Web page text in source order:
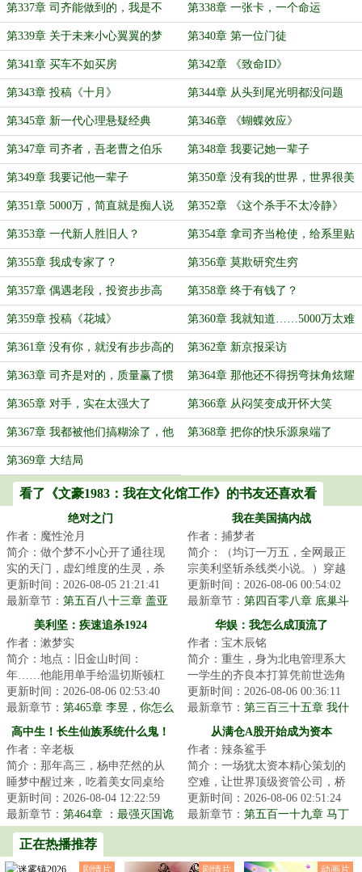
欢
第337章 司齐能做到的，我是不
是……也有一点点可能？
第338章 一张卡，一个命运
第339章 关于未来小心翼翼的梦 第340章 第一位门徒
第341章 买车不如买房 第342章 《致命ID》
第343章 投稿《十月》 第344章 从头到尾光明都没问题
第345章 新一代心理悬疑经典 第346章 《蝴蝶效应》
第347章 司齐者，吾老曹之伯乐
也！
第348章 我要记她一辈子
第349章 我要记他一辈子 第350章 没有我的世界，世界很美
好
第351章 5000万，简直就是痴人说
梦
第352章 《这个杀手不太冷静》
第353章 一代新人胜旧人？ 第354章 拿司齐当枪使，给系里贴
金
第355章 我成专家了？ 第356章 莫欺研究生穷
第357章 偶遇老段，投资步步高 第358章 终于有钱了？
第359章 投稿《花城》 第360章 我就知道……5000万太难
了
第361章 没有你，就没有步步高的
今天
第362章 新京报采访
第363章 司齐是对的，质量赢了惯
性
第364章 那他还不得拐弯抹角炫耀
一番啊
第365章 对手，实在太强大了 第366章 从闷笑变成开怀大笑
第367章 我都被他们搞糊涂了，他
们到底站那边？
第368章 把你的快乐源泉端了
第369章 大结局
看了《文豪1983：我在文化馆工作》的书友还喜欢看
绝对之门
作者：魔性沧月
简介：做个梦不小心开了通往现
实的天门，虚幻维度的生灵，杀
进了现实。给这个注定灭绝的宇
宙又添了一种微...
更新时间：2026-08-05 21:21:41
最新章节： 第五百八十三章 盖亚
教会的时代
我在美国搞内战
作者：捕梦者
简介：（均订一万五，全网最正
宗美利坚斩杀线类小说。）穿越
成了美利坚底层流浪汉，好在绑
定了地下城冒险...
更新时间：2026-08-06 00:54:02
最新章节： 第四百零八章 底巢斗
兽场（求月票）
美利坚：疾速追杀1924
作者：漱梦实
简介：地点：旧金山时间：
年……他能用单手给温切斯顿杠
杆步枪上弹。他精通美利坚居
合。他的莫桑比克射击...
更新时间：2026-08-06 02:53:40
最新章节： 第465章 李昱，你怎么
又跟别的美女做搭档？休息一下
好不好？（二合一）
华娱：我怎么成顶流了
作者：宝木辰铭
简介：重生，身为北电管理系大
一学生的齐良本打算凭前世选角
导演的经验，积攒人脉资本重操
旧业。没想到进...
更新时间：2026-08-06 00:36:11
最新章节： 第三百三十五章 我什
么东西啊我去催人家
高中生！长生仙族系统什么鬼！
作者：辛老板
简介：那年高三，杨申茫然的从
睡梦中醒过来，吃着美女同桌给
他带的零食。然后觉醒了一个
叫“长生仙族系统...
更新时间：2026-08-04 12:22:59
最新章节： 第464章 ：最强灭国诡
王
从满仓A股开始成为资本
作者：辣条鲨手
简介：一场犹太资本精心策划的
空难，让世界顶级资管公司，桥
水基金的经理张扬意外重回年。
这一年，次贷危...
更新时间：2026-08-06 02:51:24
最新章节： 第五百一十九章 马丁
正在热播推荐
剧情片 剧情片 动画片